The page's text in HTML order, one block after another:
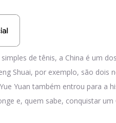
de tênis, a China é um
Shuai, por exemplo, são dois
Yuan também entrou para a
e, quem sabe, conquistar